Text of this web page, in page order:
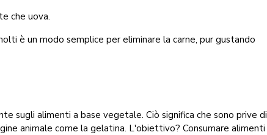
che uova.
è un modo semplice per eliminare la carne, pur gustando
sugli alimenti a base vegetale. Ciò significa che sono prive di
animale come la gelatina. L'obiettivo? Consumare alimenti